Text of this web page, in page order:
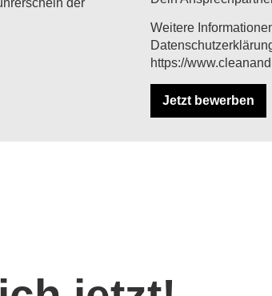
Weitere
https://
Jetzt bewerben